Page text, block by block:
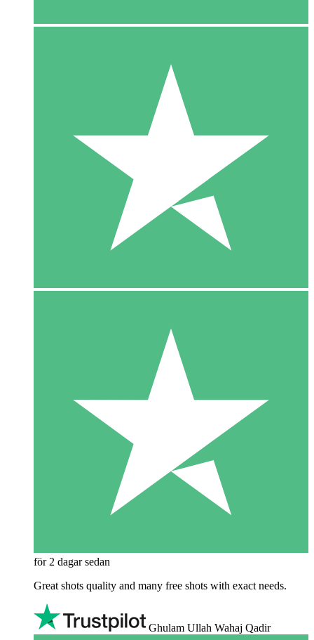
för 2 dagar sedan
Great shots quality and many free shots with exact needs.
Ghulam Ullah Wahaj Qadir